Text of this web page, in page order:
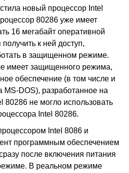
новый процессор Intel
80286 уже имеет
16 мегабайт оперативной
к ней доступ,
в защищенном режиме.
имеет защищенного режима,
обеспечение (в том числе и
MS-DOS), разработанное на
80286 не могло использовать
Intel 80286.
Intel 8086 и
программным обеспечением
после включения питания
В реальном режиме